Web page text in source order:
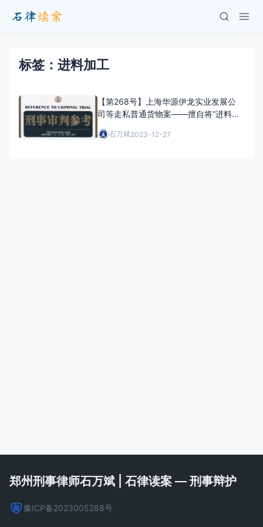
标签：进料加工
【第268号】上海华源伊龙实业发展公
司等走私普通货物案——擅自将“进料加
性 石万斌2023-12-27
郑州刑事律师石万斌 | 石律读案 — 刑事辩护
豫ICP备2023005288号